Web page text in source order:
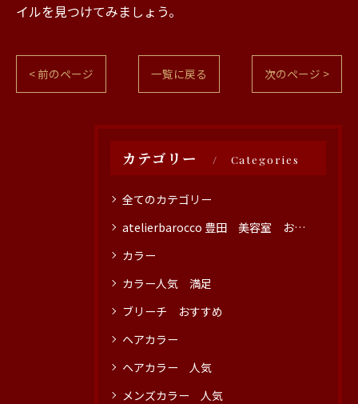
イルを見つけてみましょう。
< 前のページ 一覧に戻る 次のページ >
カテゴリー Categories
全てのカテゴリー
atelierbarocco 豊田 美容室 おすすめ
カラー
カラー人気 満足
ブリーチ おすすめ
ヘアカラー
ヘアカラー 人気
メンズカラー 人気